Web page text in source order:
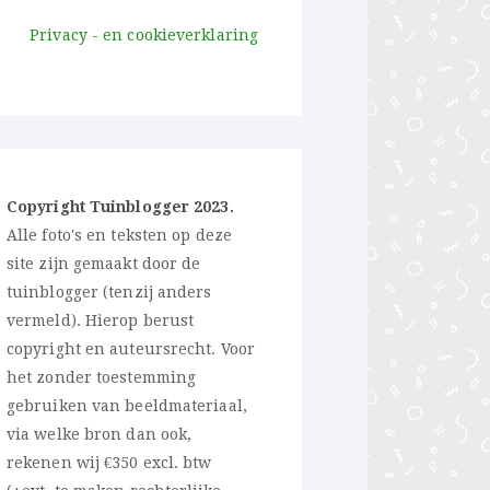
Privacy - en cookieverklaring
Copyright Tuinblogger 2023.
Alle foto's en teksten op deze
site zijn gemaakt door de
tuinblogger (tenzij anders
vermeld). Hierop berust
copyright en auteursrecht. Voor
het zonder toestemming
gebruiken van beeldmateriaal,
via welke bron dan ook,
rekenen wij €350 excl. btw